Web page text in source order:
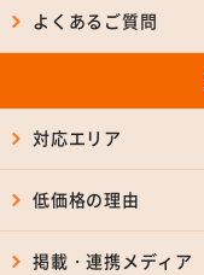
よくあるご質問
対応エリア
低価格の理由
掲載・連携メディア